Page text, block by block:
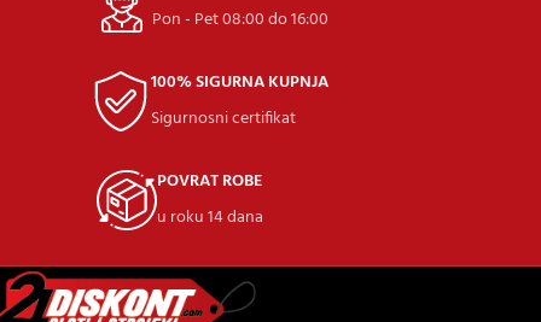
Pon - Pet 08:00 do 16:00
100% SIGURNA KUPNJA
Sigurnosni certifikat
POVRAT ROBE
u roku 14 dana